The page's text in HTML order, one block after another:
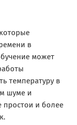
в
может
температуру в
шуме и
простои и более